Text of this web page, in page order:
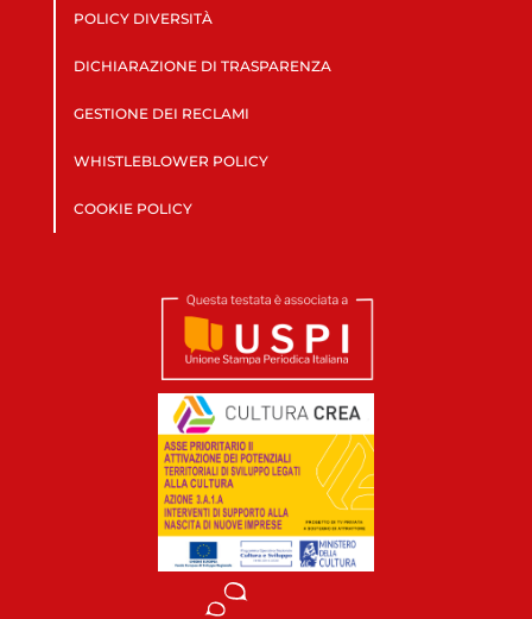
POLICY DIVERSITÀ
DICHIARAZIONE DI TRASPARENZA
GESTIONE DEI RECLAMI
WHISTLEBLOWER POLICY
COOKIE POLICY